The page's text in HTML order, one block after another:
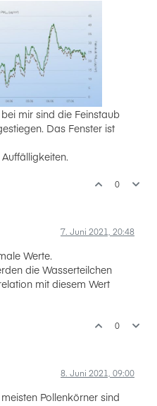
mir sind die Feinstaub
Das Fenster ist
0
7. Juni 2021, 20:48
Werte.
die Wasserteilchen
mit diesem Wert
0
8. Juni 2021, 09:00
Pollenkörner sind